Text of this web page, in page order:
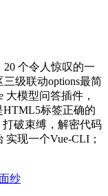
个令人惊叹的一
三级联动options最简
大模型问答插件，
HTML5标签正确的
破束缚，解密代码
现一个Vue-CLI；
纱